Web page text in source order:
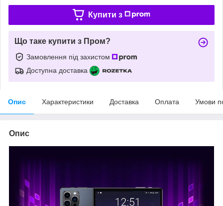
Купити з
Що таке купити з Пром?
Замовлення під захистом
Доступна доставка
Опис Характеристики Доставка Оплата Умови
Опис